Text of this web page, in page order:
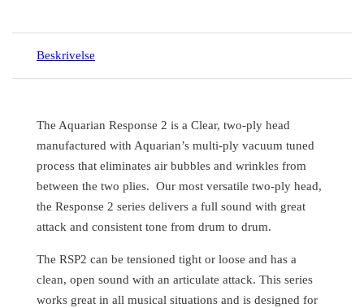
Beskrivelse
The Aquarian Response 2 is a Clear, two-ply head
manufactured with Aquarian’s multi-ply vacuum tuned
process that eliminates air bubbles and wrinkles from
between the two plies. Our most versatile two-ply head,
the Response 2 series delivers a full sound with great
attack and consistent tone from drum to drum.
The RSP2 can be tensioned tight or loose and has a
clean, open sound with an articulate attack. This series
works great in all musical situations and is designed for